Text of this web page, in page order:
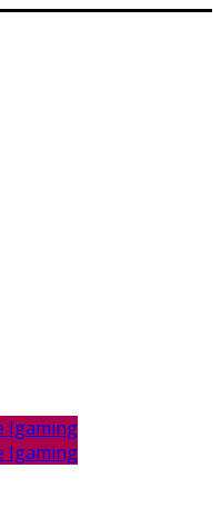
Igaming
Igaming